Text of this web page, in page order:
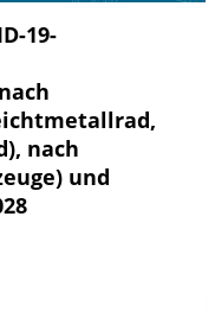
19-
nach
und